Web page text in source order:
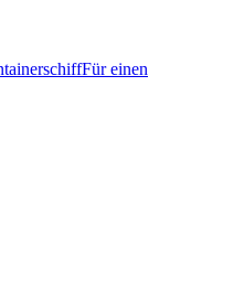
Für einen